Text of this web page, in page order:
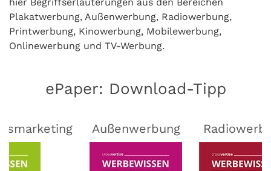
Plakatwerbung, Außenwerbung, Radiowerbung,
Printwerbung, Kinowerbung, Mobilewerbung,
Onlinewerbung und TV-Werbung.
ePaper: Download-Tipp
Außenwerbung